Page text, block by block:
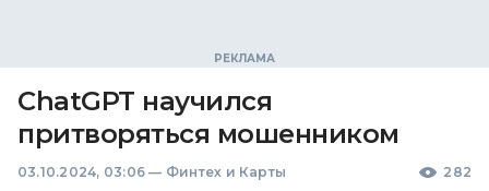
ChatGPT научился
притворяться мошенником
03.10.2024, 03:06 — Финтех и Карты 282